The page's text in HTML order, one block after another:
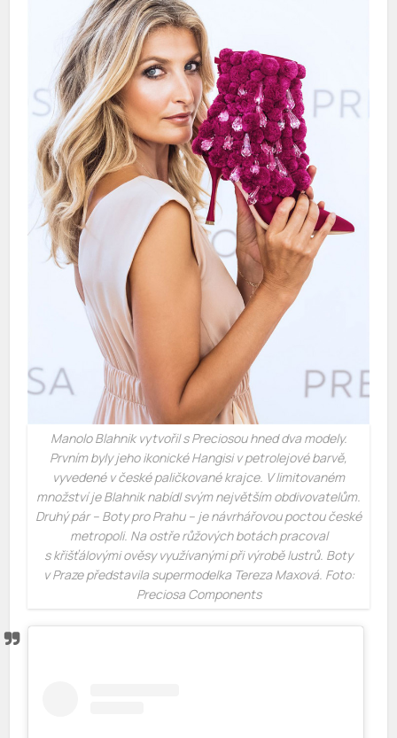
Manolo Blahnik vytvořil s Preciosou hned dva modely.
Prvním byly jeho ikonické Hangisi v petrolejové barvě,
vyvedené v české paličkované krajce. V limitovaném
množství je Blahnik nabídl svým největším obdivovatelům.
Druhý pár – Boty pro Prahu – je návrhářovou poctou české
metropoli. Na ostře růžových botách pracoval
s křišťálovými ověsy využívanými při výrobě lustrů. Boty
v Praze představila supermodelka Tereza Maxová. Foto:
Preciosa Components